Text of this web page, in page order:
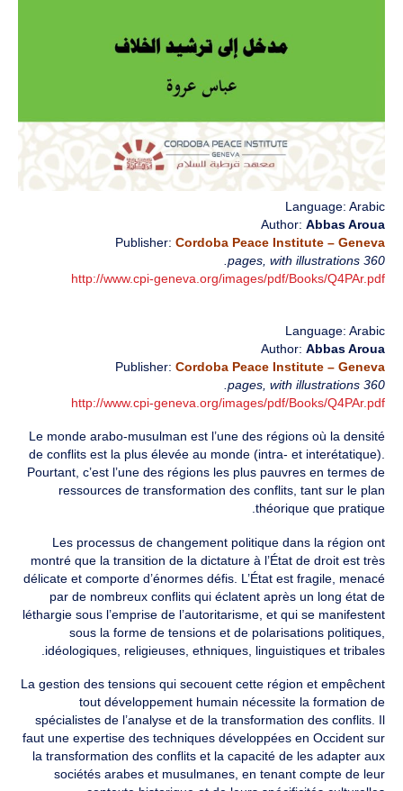
Language: Arabic
Author: Abbas Aroua
Publisher: Cordoba Peace Institute – Geneva
360 pages, with illustrations.
http://www.cpi-geneva.org/images/pdf/Books/Q4PAr.pdf
Language: Arabic
Author: Abbas Aroua
Publisher: Cordoba Peace Institute – Geneva
360 pages, with illustrations.
http://www.cpi-geneva.org/images/pdf/Books/Q4PAr.pdf
Le monde arabo-musulman est l’une des régions où la densité
de conflits est la plus élevée au monde (intra- et interétatique).
Pourtant, c’est l’une des régions les plus pauvres en termes de
ressources de transformation des conflits, tant sur le plan
théorique que pratique.
Les processus de changement politique dans la région ont
montré que la transition de la dictature à l’État de droit est très
délicate et comporte d’énormes défis. L’État est fragile, menacé
par de nombreux conflits qui éclatent après un long état de
léthargie sous l’emprise de l’autoritarisme, et qui se manifestent
sous la forme de tensions et de polarisations politiques,
idéologiques, religieuses, ethniques, linguistiques et tribales.
La gestion des tensions qui secouent cette région et empêchent
tout développement humain nécessite la formation de
spécialistes de l’analyse et de la transformation des conflits. Il
faut une expertise des techniques développées en Occident sur
la transformation des conflits et la capacité de les adapter aux
sociétés arabes et musulmanes, en tenant compte de leur